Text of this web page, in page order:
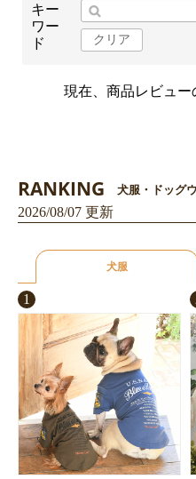
お買い物を続ける
キー
ワー
ド
クリア
現在、商品レビュー
RANKING 犬服・ドッグ
2026/08/07 更新
犬服
1